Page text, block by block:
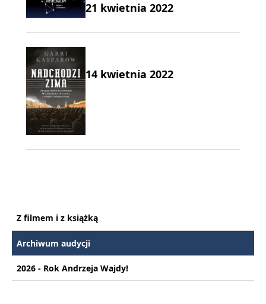
21 kwietnia 2022
14 kwietnia 2022
Z filmem i z książką
Archiwum audycji
2026 - Rok Andrzeja Wajdy!